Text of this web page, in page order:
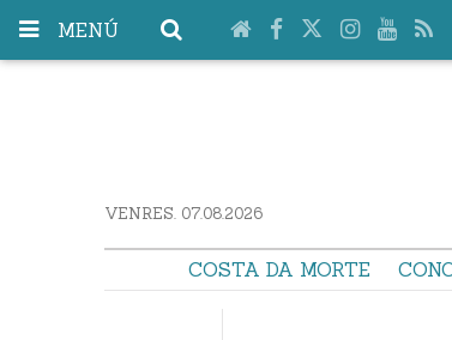
MENÚ
VENRES. 07.08.2026
COSTA DA MORTE